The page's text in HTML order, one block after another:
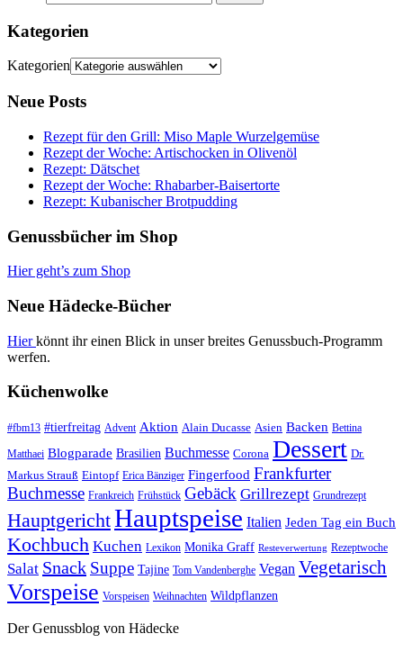
Kategorien
Kategorien
Neue Posts
Rezept für den Grill: Miso Maple Wurzelgemüse
Rezept der Woche: Artischocken in Olivenöl
Rezept: Dätschet
Rezept der Woche: Rhabarber-Baisertorte
Rezept: Kubanischer Brotpudding
Genussbücher im Shop
Hier geht’s zum Shop
Neue Hädecke-Bücher
Hierkönnt ihr einen Blick in unser breites Genussbuch-Programm
werfen.
Küchenwolke
#fbm13 #tierfreitag Advent Aktion Alain Ducasse Asien Backen Bettina
Matthaei Blogparade Brasilien Buchmesse Corona Dessert Dr.
Markus Strauß Eintopf Erica Bänziger Fingerfood Frankfurter
Buchmesse Frankreich Frühstück Gebäck Grillrezept Grundrezept
HauptgerichtHauptspeise Italien Jeden Tag ein Buch
Kochbuch Kuchen Lexikon Monika Graff Resteverwertung Rezeptwoche
Salat Snack Suppe Tajine Tom Vandenberghe Vegan Vegetarisch
Vorspeise Vorspeisen Weihnachten Wildpflanzen
Der Genussblog von Hädecke